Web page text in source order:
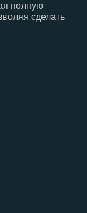
полную
сделать